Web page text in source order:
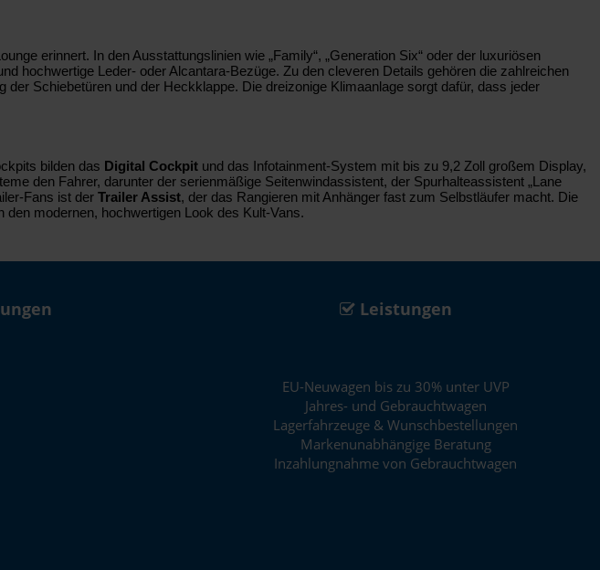
erinnert. In den Ausstattungslinien wie „Family“, „Generation Six“ oder der luxuriösen
hochwertige Leder- oder Alcantara-Bezüge. Zu den cleveren Details gehören die zahlreichen
Schiebetüren und der Heckklappe. Die dreizonige Klimaanlage sorgt dafür, dass jeder
bilden das Digital Cockpit und das Infotainment-System mit bis zu 9,2 Zoll großem Display,
den Fahrer, darunter der serienmäßige Seitenwindassistent, der Spurhalteassistent „Lane
Fans ist der Trailer Assist, der das Rangieren mit Anhänger fast zum Selbstläufer macht. Die
modernen, hochwertigen Look des Kult-Vans.
Leistungen
EU-Neuwagen bis zu 30% unter UVP
Jahres- und Gebrauchtwagen
Lagerfahrzeuge & Wunschbestellungen
Markenunabhängige Beratung
Inzahlungnahme von Gebrauchtwagen